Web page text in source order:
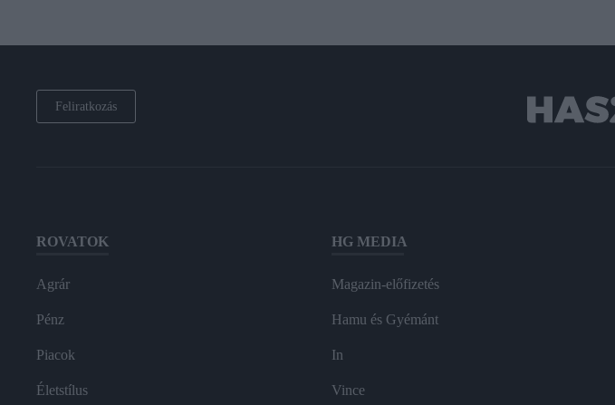
Feliratkozás
ROVATOK
Agrár
Pénz
Piacok
Életstílus
HG MEDIA
Magazin-előfizetés
Hamu és Gyémánt
In
Vince